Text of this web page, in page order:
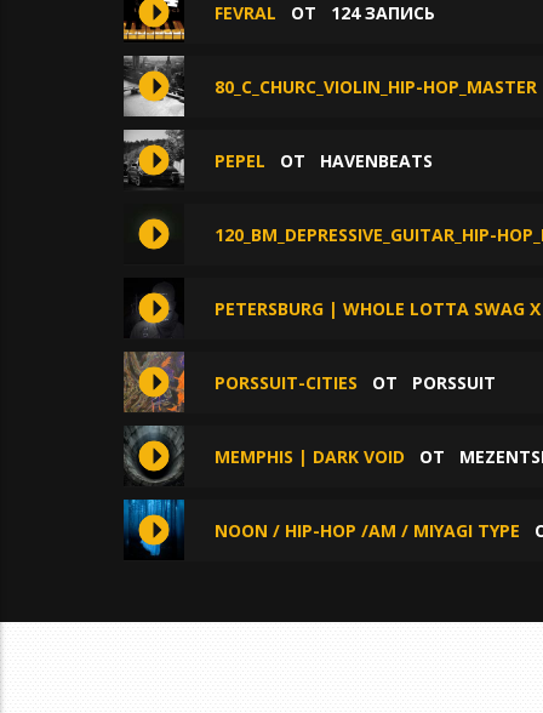
FEVRAL ОТ 124 ЗАПИСЬ
80_С_CHURC_VIOLIN_HIP-HOP_MASTER
PEPEL ОТ HAVENBEATS
120_BM_DEPRESSIVE_GUITAR_HIP-
PETERSBURG | WHOLE LOTTA SWAG
PORSSUIT-CITIES ОТ PORSSUIT
MEMPHIS | DARK VOID ОТ
NOON / HIP-HOP /AM / MIYAGI TYPE